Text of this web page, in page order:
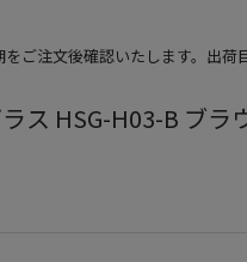
ご注文後確認いたします。出荷
ス HSG-H03-B ブラ